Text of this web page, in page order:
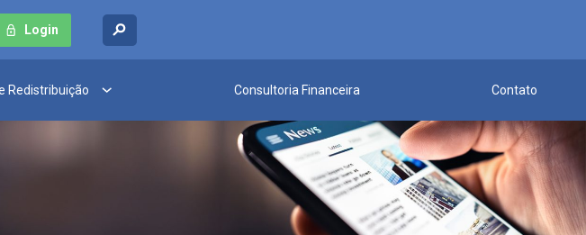
Login
Redistribuição Consultoria Financeira Contato